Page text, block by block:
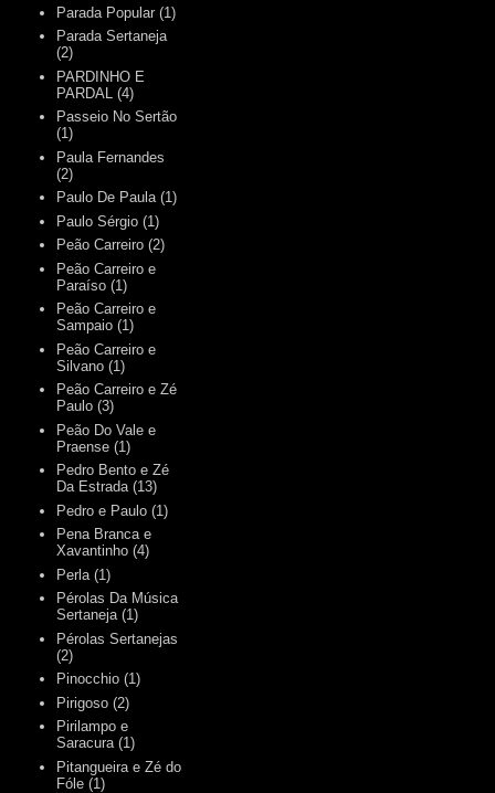
Parada Popular (1)
Parada Sertaneja
(2)
PARDINHO E
PARDAL
(4)
Passeio No Sertão
(1)
Paula Fernandes
(2)
Paulo De Paula (1)
Paulo Sérgio (1)
Peão Carreiro (2)
Peão Carreiro e
Paraíso (1)
Peão Carreiro e
Sampaio (1)
Peão Carreiro e
Silvano (1)
Peão Carreiro e Zé
Paulo (3)
Peão Do Vale e
Praense (1)
Pedro Bento e Zé
Da Estrada (13)
Pedro e Paulo (1)
Pena Branca e
Xavantinho (4)
Perla (1)
Pérolas Da Música
Sertaneja (1)
Pérolas Sertanejas
(2)
Pinocchio (1)
Pirigoso (2)
Pirilampo e
Saracura (1)
Pitangueira e Zé do
Fóle (1)